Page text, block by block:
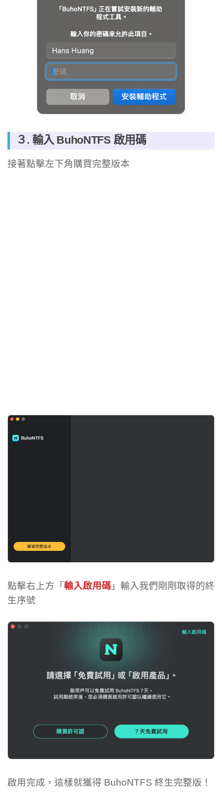
３. 輸入 BuhoNTFS 啟用碼
接著點擊左下角購買完整版本
點擊右上方「輸入啟用碼 」輸入我們剛剛取得的終
生序號
啟用完成，這樣就獲得 BuhoNTFS 終生完整版！